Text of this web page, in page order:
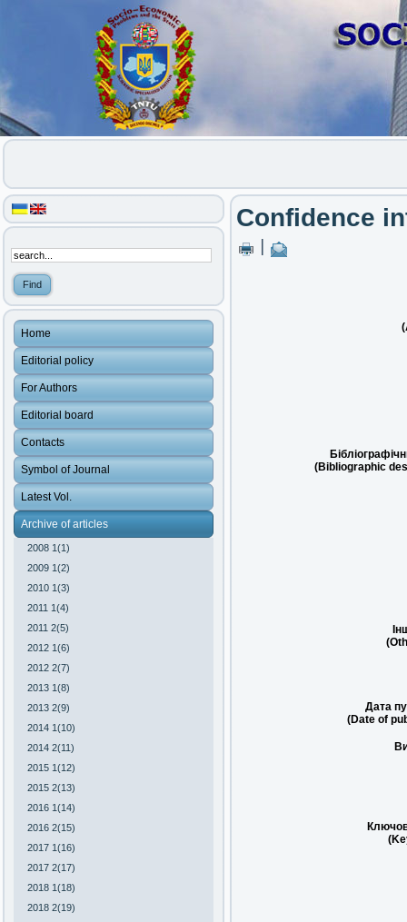
Home
Editorial policy
For Authors
Editorial board
Contacts
Symbol of Journal
Latest Vol.
Archive of articles
2008 1(1)
2009 1(2)
2010 1(3)
2011 1(4)
2011 2(5)
2012 1(6)
2012 2(7)
2013 1(8)
2013 2(9)
2014 1(10)
2014 2(11)
2015 1(12)
2015 2(13)
2016 1(14)
2016 2(15)
2017 1(16)
2017 2(17)
2018 1(18)
2018 2(19)
Confidence
(Bibliographic
Дата
(Date of